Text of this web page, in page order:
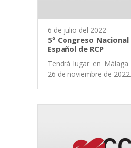
6 de julio del 2022
5º Congreso
Español de RCP
Tendrá lugar en
26 de noviembre de